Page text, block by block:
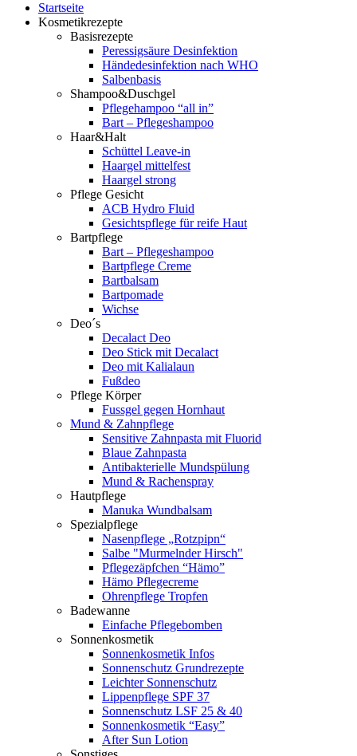
Startseite
Kosmetikrezepte
Basisrezepte
Peressigsäure Desinfektion
Händedesinfektion nach WHO
Salbenbasis
Shampoo&Duschgel
Pflegehampoo “all in”
Bart – Pflegeshampoo
Haar&Halt
Schüttel Leave-in
Haargel mittelfest
Haargel strong
Pflege Gesicht
ACB Hydro Fluid
Gesichtspflege für reife Haut
Bartpflege
Bart – Pflegeshampoo
Bartpflege Creme
Bartbalsam
Bartpomade
Wichse
Deo´s
Decalact Deo
Deo Stick mit Decalact
Deo mit Kalialaun
Fußdeo
Pflege Körper
Fussgel gegen Hornhaut
Mund & Zahnpflege
Sensitive Zahnpasta mit Fluorid
Blaue Zahnpasta
Antibakterielle Mundspülung
Mund & Rachenspray
Hautpflege
Manuka Wundbalsam
Spezialpflege
Nasenpflege „Rotzpipn“
Salbe "Murmelnder Hirsch"
Pflegezäpfchen “Hämo”
Hämo Pflegecreme
Ohrenpflege Tropfen
Badewanne
Einfache Pflegebomben
Sonnenkosmetik
Sonnenkosmetik Infos
Sonnenschutz Grundrezepte
Leichter Sonnenschutz
Lippenpflege SPF 37
Sonnenschutz LSF 25 & 40
Sonnenkosmetik “Easy”
After Sun Lotion